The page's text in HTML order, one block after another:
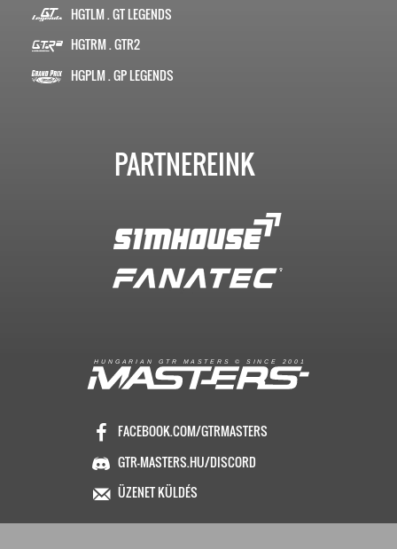
HGTLM . GT LEGENDS
HGTRM . GTR2
HGPLM . GP LEGENDS
PARTNEREINK
H U N G A R I A N G T R M A S T E R S © S I N C E 2 0 0 1
FACEBOOK.COM/GTRMASTERS
GTR-MASTERS.HU/DISCORD
ÜZENET KÜLDÉS